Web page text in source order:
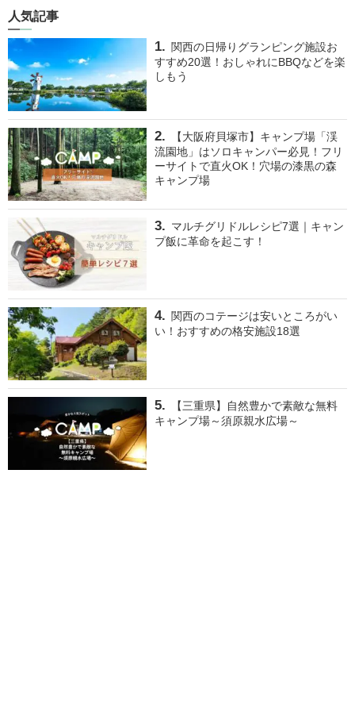
人気記事
関西の日帰りグランピング施設お
すすめ20選！おしゃれにBBQなどを楽
しもう
【大阪府貝塚市】キャンプ場「渓
流園地」はソロキャンパー必見！フリ
ーサイトで直火OK！穴場の漆黒の森
キャンプ場
マルチグリドルレシピ7選｜キャン
プ飯に革命を起こす！
関西のコテージは安いところがい
い！おすすめの格安施設18選
【三重県】自然豊かで素敵な無料
キャンプ場～須原親水広場～